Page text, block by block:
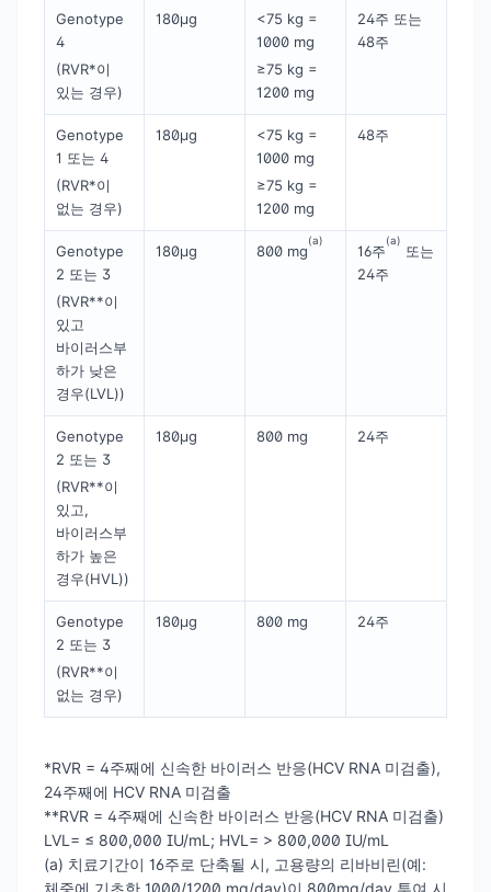
Genotype
4
(RVR*이
있는 경우)
180μg
<75 kg =
1000 mg
≥75 kg =
1200 mg
24주 또는
48주
Genotype
1 또는 4
(RVR*이
없는 경우)
180μg
<75 kg =
1000 mg
≥75 kg =
1200 mg
48주
Genotype
2 또는 3
(RVR**이
있고
바이러스부
하가 낮은
경우(LVL))
180μg 800 mg
(a)
16주
(a)
또는
24주
Genotype
2 또는 3
(RVR**이
있고,
바이러스부
하가 높은
경우(HVL))
180μg 800 mg 24주
Genotype
2 또는 3
(RVR**이
없는 경우)
180μg 800 mg 24주
*RVR = 4주째에 신속한 바이러스 반응(HCV RNA 미검출),
24주째에 HCV RNA 미검출
**RVR = 4주째에 신속한 바이러스 반응(HCV RNA 미검출)
LVL= ≤ 800,000 IU/mL; HVL= > 800,000 IU/mL
(a) 치료기간이 16주로 단축될 시, 고용량의 리바비린(예:
체중에 기초한 1000/1200 mg/day)이 800mg/day 투여 시